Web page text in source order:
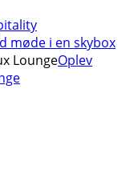
møde i en skybox
LoungeOplev